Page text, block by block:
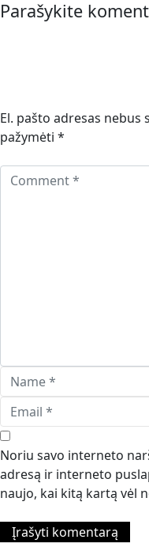
Parašykite
El. pašto adresas nebus
pažymėti *
Noriu savo interneto
adresą ir interneto
naujo, kai kitą kartą vėl